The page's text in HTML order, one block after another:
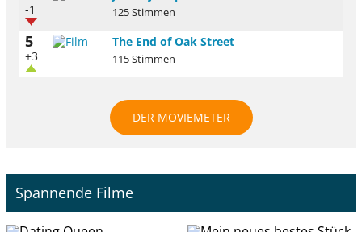
-1 125 Stimmen
5
+3
The End of Oak Street
115 Stimmen
DER MOVIEMETER
Spannende Filme